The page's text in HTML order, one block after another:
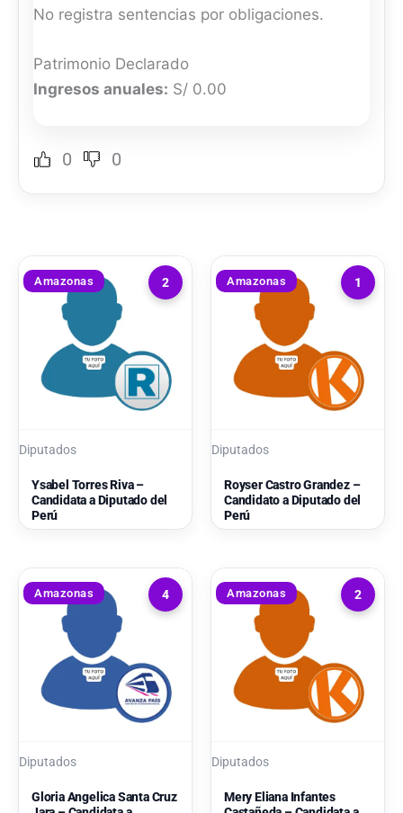
No registra sentencias por obligaciones.
Patrimonio Declarado
Ingresos anuales: S/ 0.00
0 0
2
Amazonas
Diputados
Ysabel Torres Riva –
Candidata a Diputado del
Perú
1
Amazonas
Diputados
Royser Castro Grandez –
Candidato a Diputado del
Perú
4
Amazonas
Diputados
Gloria Angelica Santa Cruz
2
Amazonas
Diputados
Mery Eliana Infantes